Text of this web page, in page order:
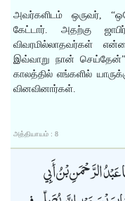
அவர்களிடம் ஒருவர்,
கேட்டார். அதற்கு
விவரமில்லாதவர்கள்
இவ்வாறு நான் செய்தேன்”
காலத்தில் எங்களில்
வினவினார்கள்.
அத்தியாயம் : 8
الرَّحْمَنِ بْنُ أَبِي